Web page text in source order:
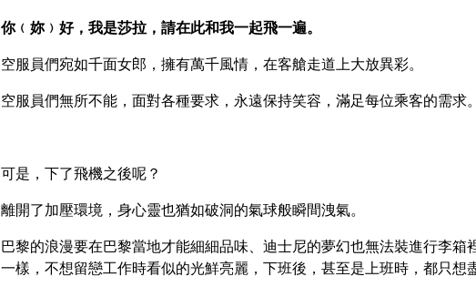
你﹙妳﹚好，我是莎拉， 請在此和我一起飛一遍。
空服員們宛如千面女郎，擁有萬千風情，在客艙走道上大放異彩。
空服員們無所不能，面對各種要求，永遠保持笑容，滿足每位乘客的需求。
可是，下了飛機之後呢？
離開了加壓環境，身心靈也猶如破洞的氣球般瞬間洩氣。
巴黎的浪漫要在巴黎當地才能細細品味、迪士尼的夢幻也無法裝進行李箱
一樣，不想留戀工作時看似的光鮮亮麗，下班後，甚至是上班時，都只想